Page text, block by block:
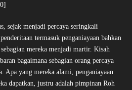
sejak menjadi percaya seringkali
termasuk penganiayaan bahkan
mereka menjadi martir. Kisah
bagaimana sebagian orang percaya
Apa yang mereka alami, penganiayaan
dapatkan, justru adalah pimpinan Roh